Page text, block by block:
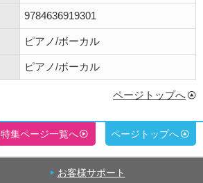
9784636919301
ピアノ/ボーカル
ピアノ/ボーカル
ページトップへ
特集ページ一覧へ ページトップへ
お客様サポート